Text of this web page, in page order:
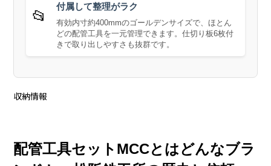
📂
付属して整理がラク
有効内寸約400mmのゴールデンサイズで、ほとん
どの配管工具を一元管理できます。仕切り板6枚付
きで取り出しやすさも抜群です。
収納情報
配管工具セットMCCとはどんなブラ